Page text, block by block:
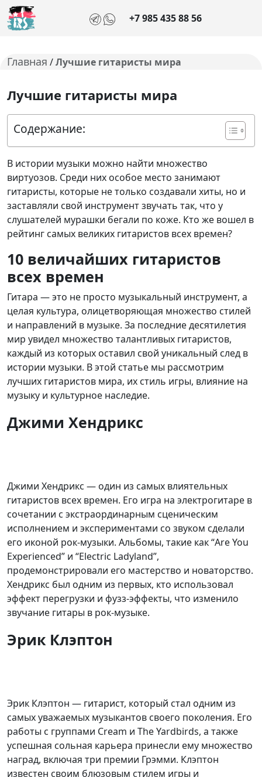
+7 985 435 88 56
Главная /Лучшие гитаристы мира
Лучшие гитаристы мира
Содержание:
В истории музыки можно найти множество
виртуозов. Среди них особое место занимают
гитаристы, которые не только создавали хиты, но и
заставляли свой инструмент звучать так, что у
слушателей мурашки бегали по коже. Кто же вошел в
рейтинг самых великих гитаристов всех времен?
10 величайших гитаристов
всех времен
Гитара — это не просто музыкальный инструмент, а
целая культура, олицетворяющая множество стилей
и направлений в музыке. За последние десятилетия
мир увидел множество талантливых гитаристов,
каждый из которых оставил свой уникальный след в
истории музыки. В этой статье мы рассмотрим
лучших гитаристов мира, их стиль игры, влияние на
музыку и культурное наследие.
Джими Хендрикс
Джими Хендрикс — один из самых влиятельных
гитаристов всех времен. Его игра на электрогитаре в
сочетании с экстраординарным сценическим
исполнением и экспериментами со звуком сделали
его иконой рок-музыки. Альбомы, такие как “Are You
Experienced” и “Electric Ladyland”,
продемонстрировали его мастерство и новаторство.
Хендрикс был одним из первых, кто использовал
эффект перегрузки и фузз-эффекты, что изменило
звучание гитары в рок-музыке.
Эрик Клэптон
Эрик Клэптон — гитарист, который стал одним из
самых уважаемых музыкантов своего поколения. Его
работы с группами Cream и The Yardbirds, а также
успешная сольная карьера принесли ему множество
наград, включая три премии Грэмми. Клэптон
известен своим блюзовым стилем игры и